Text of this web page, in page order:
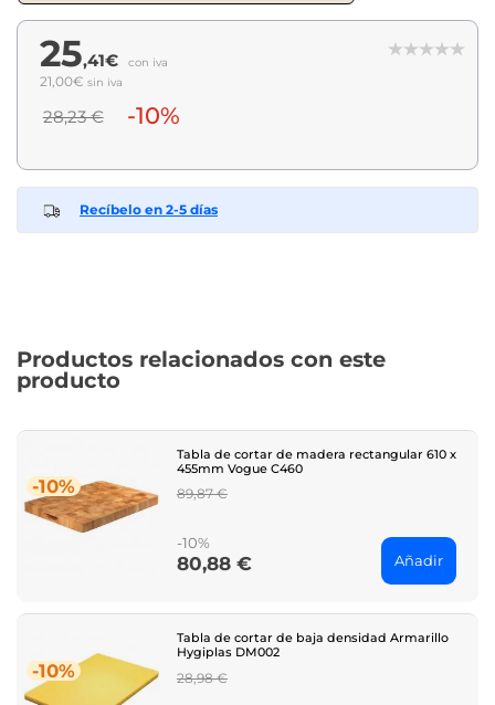
25,41€ con iva
21,00€ sin iva
28,23 € -10%
Recíbelo en 2-5 días
Productos relacionados con este
producto
-10%
Tabla de cortar de madera rectangular 610 x
455mm Vogue C460
Regular
89,87 €
-10%
Price
80,88 € Añadir
-10%
Tabla de cortar de baja densidad Armarillo
Hygiplas DM002
Regular
28,98 €